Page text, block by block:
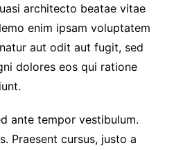
architecto beatae vitae
enim ipsam voluptatem
aut odit aut fugit, sed
dolores eos qui ratione
ante tempor vestibulum.
Praesent cursus, justo a